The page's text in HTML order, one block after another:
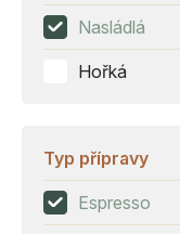
Nasládlá
Hořká
Typ přípravy
Espresso